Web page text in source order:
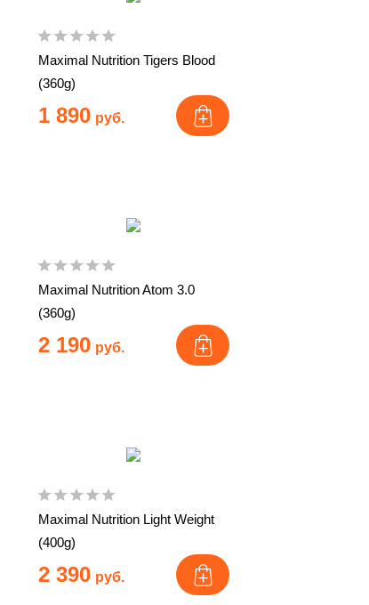
Maximal Nutrition Tigers Blood
(360g)
1 890 руб.
Maximal Nutrition Atom 3.0
(360g)
2 190 руб.
Maximal Nutrition Light Weight
(400g)
2 390 руб.